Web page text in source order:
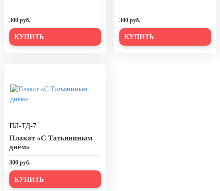
День геолога (первое воскресенье
апреля)
Светлая Пасха
культурного наследия
1 мая, праздник Весны и Труда
Москвы
9 мая, День Победы
24 мая, День славянской
письменности и культуры
28 мая, День пограничника
300 руб.
КУПИТЬ
300 руб.
КУПИТЬ
ПЛ-ТД-7
Плакат «С Татьяниным
днём»
300 руб.
КУПИТЬ